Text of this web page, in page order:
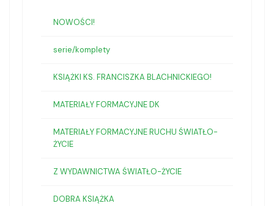
NOWOŚCI!
serie/komplety
KSIĄŻKI KS. FRANCISZKA BLACHNICKIEGO!
MATERIAŁY FORMACYJNE DK
MATERIAŁY FORMACYJNE RUCHU ŚWIATŁO-
ŻYCIE
Z WYDAWNICTWA ŚWIATŁO-ŻYCIE
DOBRA KSIĄŻKA